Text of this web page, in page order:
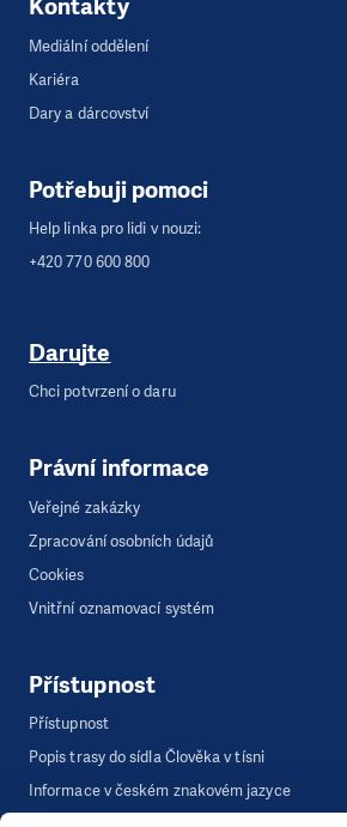
Kontakty
Mediální oddělení
Kariéra
Dary a dárcovství
Potřebuji pomoci
Help linka pro lidi v nouzi:
+420 770 600 800
Darujte
Chci potvrzení o daru
Právní informace
Veřejné zakázky
Zpracování osobních údajů
Cookies
Vnitřní oznamovací systém
Přístupnost
Přístupnost
Popis trasy do sídla Člověka v tísni
Informace v českém znakovém jazyce